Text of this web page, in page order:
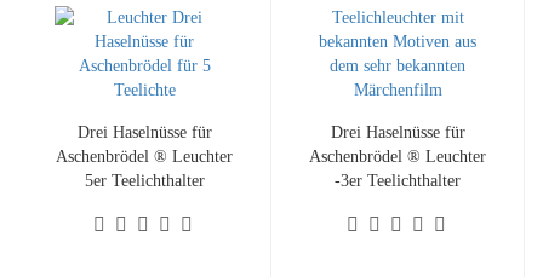
Drei Haselnüsse für
Aschenbrödel ® Leuchter
5er Teelichthalter
Drei Haselnüsse für
Aschenbrödel ® Leuchter
-3er Teelichthalter